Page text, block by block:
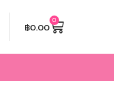
฿0.00 0